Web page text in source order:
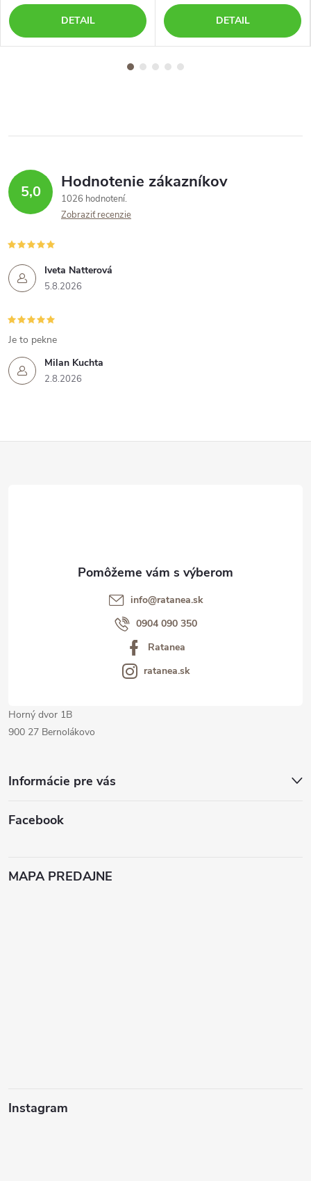
DETAIL DETAIL
5,0 Hodnotenie zákazníkov
1026 hodnotení
Zobraziť recenzie
Iveta Natterová
5.8.2026
Milan Kuchta
2.8.2026
Je to pekne
Informácie pre vás
Facebook
info@ratanea.sk
0904 090 350
Ratanea
ratanea.sk
Horný dvor 1B
900 27 Bernolákovo
MAPA PREDAJNE
Instagram